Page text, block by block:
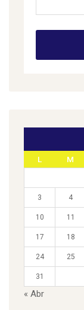
L M
3 4
10 11
17 18
24 25
31
« Abr